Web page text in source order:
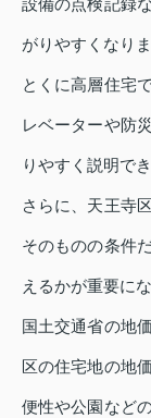
設備の点検記録
がりやすくなりま
とくに高層住宅
レベーターや防
りやすく説明で
さらに、天王寺
そのものの条件
えるかが重要にな
国土交通省の地
区の住宅地の地
便性や公園など